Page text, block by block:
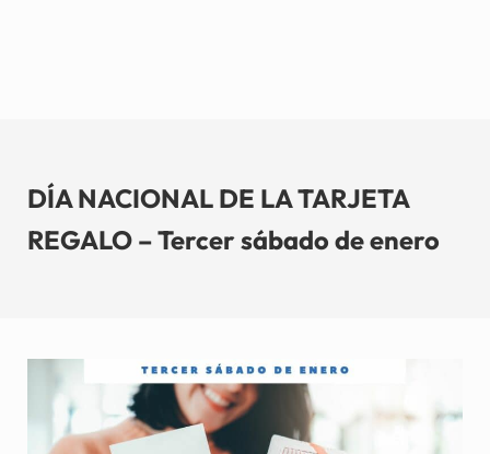
DÍA NACIONAL DE LA TARJETA
REGALO – Tercer sábado de enero